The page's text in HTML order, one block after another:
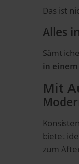
Das ist
Alles
in einem
Mit
bietet
zum